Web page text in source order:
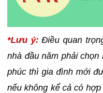
*Lưu ý: Điều quan
nhà đầu năm phải
phúc thì gia đình mới
nếu không kể cả có